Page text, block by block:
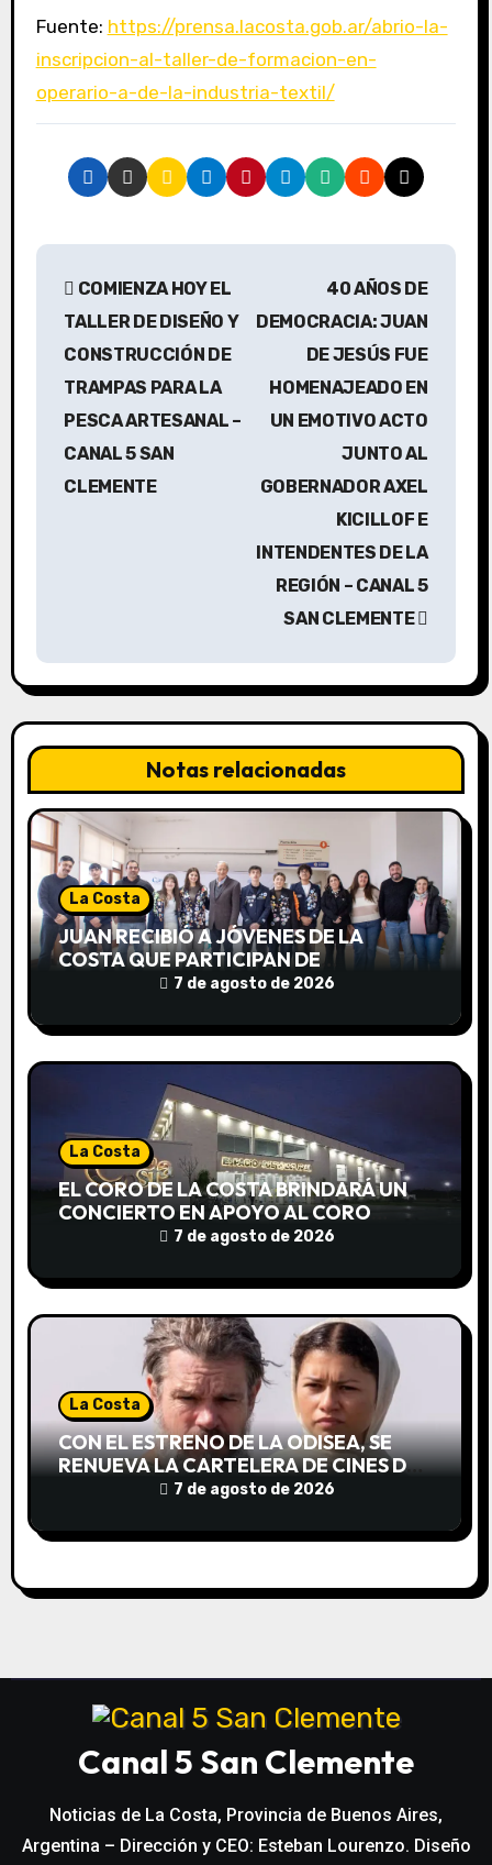
Fuente: https://prensa.lacosta.gob.ar/abrio-la-
inscripcion-al-taller-de-formacion-en-
operario-a-de-la-industria-textil/
N
n
d
e
e
n
t
r
d
a
COMIENZA HOY EL
TALLER DE DISEÑO Y
CONSTRUCCIÓN DE
TRAMPAS PARA LA
PESCA ARTESANAL –
CANAL 5 SAN
CLEMENTE
40 AÑOS DE
DEMOCRACIA: JUAN
DE JESÚS FUE
HOMENAJEADO EN
UN EMOTIVO ACTO
JUNTO AL
GOBERNADOR AXEL
KICILLOF E
INTENDENTES DE LA
REGIÓN – CANAL 5
SAN CLEMENTE
Notas relacionadas
La Costa
JUAN RECIBIÓ A JÓVENES DE LA
COSTA QUE PARTICIPAN DE
INTERCAMBIOS CULTURALES EN
7 de agosto de 2026
La Costa
EL CORO DE LA COSTA BRINDARÁ UN
CONCIERTO EN APOYO AL CORO
NACIONAL DE NIÑOS7 de agosto de 2026
La Costa
CON EL ESTRENO DE LA ODISEA, SE
RENUEVA LA CARTELERA DE CINES DE
7 de agosto de 2026
Canal 5 San Clemente
Noticias de La Costa, Provincia de Buenos Aires,
Argentina – Dirección y CEO: Esteban Lourenzo. Diseño